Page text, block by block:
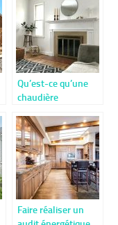
Qu’est-ce qu’une
chaudière
L’intérêt de la
soupape de
sécurité
Faire réaliser un